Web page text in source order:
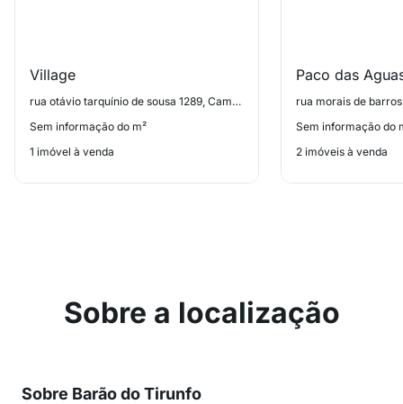
Village
rua otávio tarquínio de sousa 1289, Campo Belo
Sem informação do m²
1 imóvel à venda
Paco das
rua morais de
Sem informação do
2 imóveis à venda
Sobre a localização
Sobre Barão do Tirunfo